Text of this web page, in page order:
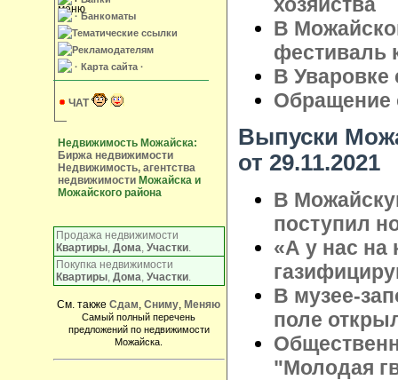
· Банкоматы
Тематические ссылки
Рекламодателям
· Карта сайта ·
ЧАТ
Недвижимость Можайска:
Биржа недвижимости
Недвижимость, агентства
недвижимостиМожайска и
Можайского района
Продажа недвижимости
Квартиры, Дома, Участки.
Покупка недвижимости
Квартиры, Дома, Участки.
См. также Сдам, Сниму, Меняю
Самый полный перечень
предложений по недвижимости
Можайска.
В
фестиваль
В Уваровке
Обращение
Выпуски
от 29.11.2021
В
поступил
«А у нас на
В музее-
поле
"Молодая